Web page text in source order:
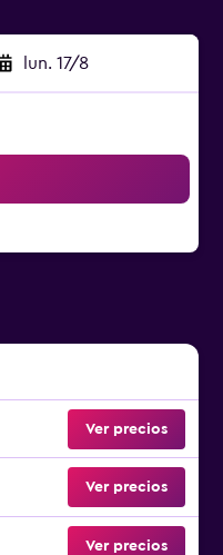
lun. 17/8
Ver precios
Ver precios
Ver precios